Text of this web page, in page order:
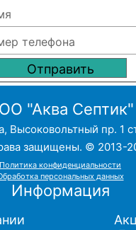
"Аква Септик"
Высоковольтный пр. 1
защищены. © 2013-
Политика конфиденциальности
персональных данных
Информация